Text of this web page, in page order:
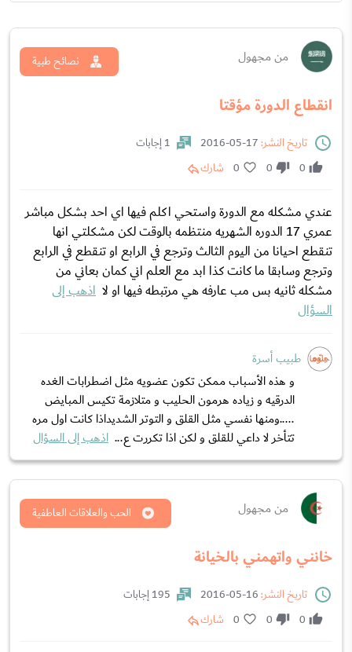
من مجهول
انقطاع الدورة مؤقتا
نصائح طبية
تاريخ النشر:
1 إجابات
0
0
0 شارك
عندي مشكله مع الدورة واستحي اكلم فيها اي احد بشكل مباشر
عمري 17 الدوره الشهريه منتظمه بالوقت لكن مشكلتي انها
تنقطع احيانا من اليوم الثالث وترجع في الرابع او تنقطع في الرابع
وترجع وسابقا ما كانت كذا ابد مع العلم اني كمان بعاني من
مشكله ثانيه بس مب عارفه هي مرتبطه فيها او ﻻ اذهب إلى
السؤال
طبيب أسرة
و هذه الأسباب ممكن تكون عضويه مثل اضطرابات الغده
الدرقيه و زياده هرمون الحليب و متلازمة تكيس المبايض
.....ومنها نفسي مثل القلق و التوتر الشديداذا كانت اول مره
تتأخر لا داعي للقلق و لكن اذا تكررت ع... اذهب إلى السؤال
من مجهول
خانني واتهمني بالخيانة
الحب والعلاقات العاطفية
تاريخ النشر:
195 إجابات
0
0
0 شارك